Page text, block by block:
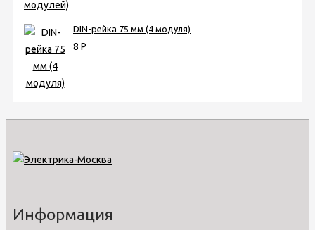
DIN-рейка 75 мм (4 модуля)
8 Р
Информация